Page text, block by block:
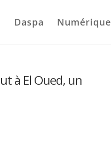
Daspa Numérique
à El Oued, un